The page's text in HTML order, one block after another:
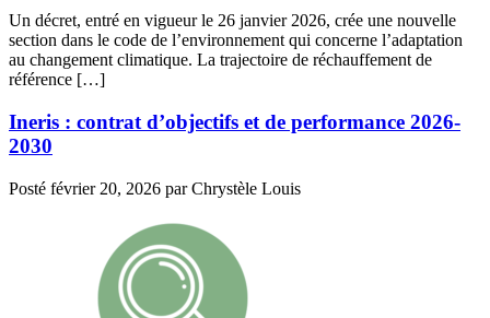
Un décret, entré en vigueur le 26 janvier 2026, crée une nouvelle
section dans le code de l’environnement qui concerne l’adaptation
au changement climatique. La trajectoire de réchauffement de
référence […]
Ineris : contrat d’objectifs et de performance 2026-
2030
Posté février 20, 2026 par Chrystèle Louis